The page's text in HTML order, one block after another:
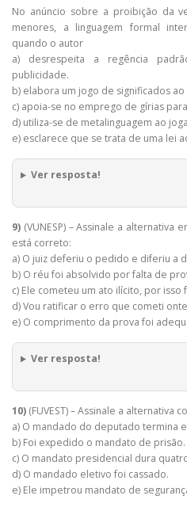
No anúncio sobre a proibição da
menores, a linguagem formal
quando o autor
a) desrespeita a regência
publicidade.
b) elabora um jogo de significados ao
c) apoia-se no emprego de gírias
d) utiliza-se de metalinguagem ao
e) esclarece que se trata de uma lei
Ver resposta!
9) (VUNESP) – Assinale a
está correto:
a) O juiz deferiu o pedido e diferiu a
b) O réu foi absolvido por falta de
c) Ele cometeu um ato ilícito, por isso
d) Vou ratificar o erro que cometi
e) O comprimento da prova foi
Ver resposta!
10) (FUVEST) – Assinale a alternativa
a) O mandado do deputado termina
b) Foi expedido o mandato de prisão.
c) O mandato presidencial dura
d) O mandado eletivo foi cassado.
e) Ele impetrou mandato de